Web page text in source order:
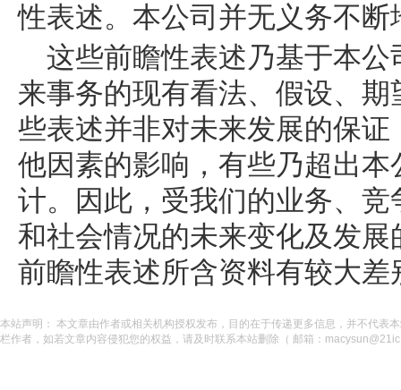
性表述。本公司并无义务不
这些前瞻性表述乃基于本
来事务的现有看法、假设、
些表述并非对未来发展的保
他因素的影响，有些乃超出
计。因此，受我们的业务、
和社会情况的未来变化及发
前瞻性表述所含资料有较大差
本站声明： 本文章由作者或相关机构授权发布，目的在于传递更多信息，并不代表
栏作者，如若文章内容侵犯您的权益，请及时联系本站删除（ 邮箱：